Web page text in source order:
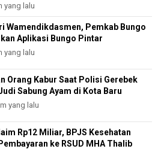
yang lalu
Wamendikdasmen, Pemkab Bungo
Aplikasi Bungo Pintar
yang lalu
Orang Kabur Saat Polisi Gerebek
Sabung Ayam di Kota Baru
yang lalu
Rp12 Miliar, BPJS Kesehatan
ke RSUD MHA Thalib